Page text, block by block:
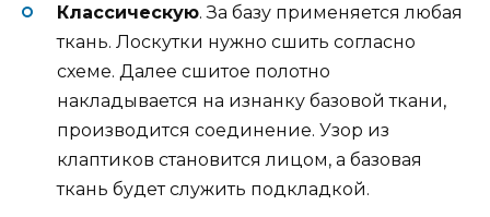
Классическую. За базу применяется любая
ткань. Лоскутки нужно сшить согласно
схеме. Далее сшитое полотно
накладывается на изнанку базовой ткани,
производится соединение. Узор из
клаптиков становится лицом, а базовая
ткань будет служить подкладкой.